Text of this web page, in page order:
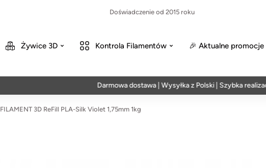
Doświadczenie od 2015 roku
Żywice 3D Kontrola Filamentów 🎉 Aktualne promocje
Darmowa dostawa | Wysyłka z Polski | Szybka realizacja w
FILAMENT 3D ReFill PLA-Silk Violet 1,75mm 1kg